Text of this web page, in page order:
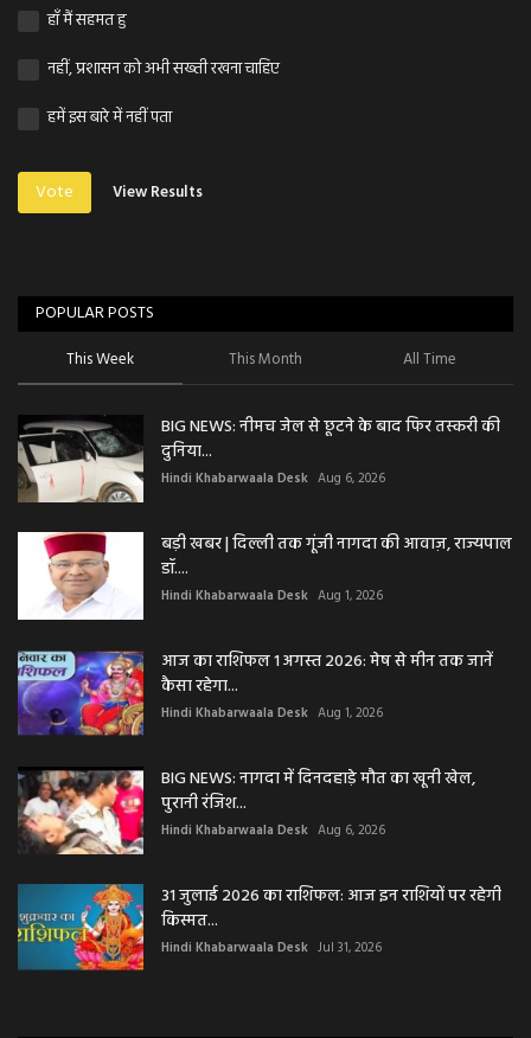
हाँ मैं सहमत हु
नहीं, प्रशासन को अभी सख्ती रखना चाहिए
हमें इस बारे में नहीं पता
Vote View Results
POPULAR POSTS
This Week This Month All Time
BIG NEWS: नीमच जेल से छूटने के बाद फिर तस्करी की
दुनिया...
Hindi Khabarwaala Desk Aug 6, 2026
बड़ी खबर | दिल्ली तक गूंजी नागदा की आवाज़, राज्यपाल
डॉ....
Hindi Khabarwaala Desk Aug 1, 2026
आज का राशिफल 1 अगस्त 2026: मेष से मीन तक जानें
कैसा रहेगा...
Hindi Khabarwaala Desk Aug 1, 2026
BIG NEWS: नागदा में दिनदहाड़े मौत का खूनी खेल,
पुरानी रंजिश...
Hindi Khabarwaala Desk Aug 6, 2026
31 जुलाई 2026 का राशिफल: आज इन राशियों पर रहेगी
किस्मत...
Hindi Khabarwaala Desk Jul 31, 2026